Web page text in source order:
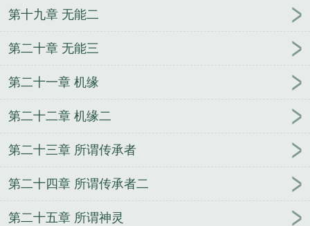
第十九章 无能二
第二十章 无能三
第二十一章 机缘
第二十二章 机缘二
第二十三章 所谓传承者
第二十四章 所谓传承者二
第二十五章 所谓神灵